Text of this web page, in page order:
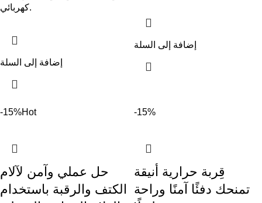
كهربائي.
إضافة إلى السلة
إضافة إلى السلة
-15%Hot
حل عملي وآمن لآلام
الكتف والرقبة باستخدام
-15%
قِربة حرارية أنيقة
تمنحك دفئًا آمنًا وراحة